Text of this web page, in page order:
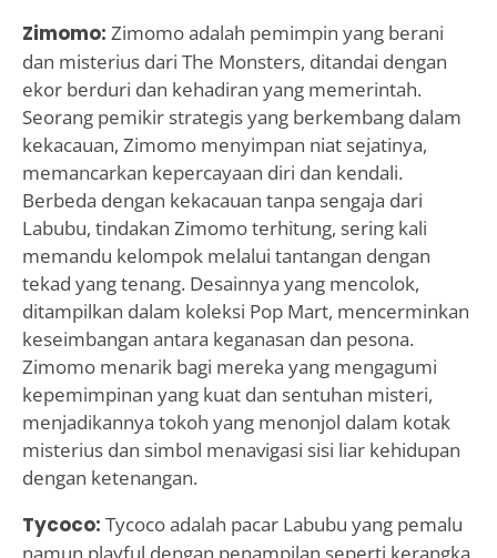
Zimomo: Zimomo adalah pemimpin yang berani
dan misterius dari The Monsters, ditandai dengan
ekor berduri dan kehadiran yang memerintah.
Seorang pemikir strategis yang berkembang dalam
kekacauan, Zimomo menyimpan niat sejatinya,
memancarkan kepercayaan diri dan kendali.
Berbeda dengan kekacauan tanpa sengaja dari
Labubu, tindakan Zimomo terhitung, sering kali
memandu kelompok melalui tantangan dengan
tekad yang tenang. Desainnya yang mencolok,
ditampilkan dalam koleksi Pop Mart, mencerminkan
keseimbangan antara keganasan dan pesona.
Zimomo menarik bagi mereka yang mengagumi
kepemimpinan yang kuat dan sentuhan misteri,
menjadikannya tokoh yang menonjol dalam kotak
misterius dan simbol menavigasi sisi liar kehidupan
dengan ketenangan.
Tycoco: Tycoco adalah pacar Labubu yang pemalu
namun playful dengan penampilan seperti kerangka,